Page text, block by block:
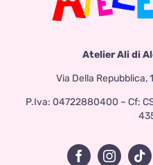
Atelier Ali di
Via Della Repubblica,
P.Iva: 04722880400 – Cf: